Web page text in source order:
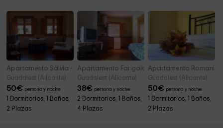
Apartamento Sàlvia - El Salat
Guadalest (Alicante)
50€ persona y noche
1 Dormitorios, 1 Baños,
2 Plazas
Apartamento Farigola - El Salat
Guadalest (Alicante)
38€ persona y noche
2 Dormitorios, 1 Baños,
4 Plazas
Apartamento Romaní -
Guadalest (Alicante)
50€ persona y noche
1 Dormitorios, 1 Baños,
2 Plazas